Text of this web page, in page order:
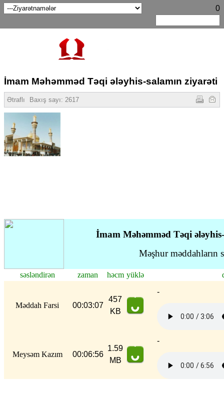
0
İmam Məhəmməd Təqi ələyhis-salamın ziyarəti
Ətraflı Baxış sayı: 2617
İmam Məhəmməd Təqi
Məşhur məddahların
səsləndirən zaman həcm yüklə
Məddah Farsi 00:03:07
457
KB
-
Meysəm Kazım 00:06:56
1.59
MB
-